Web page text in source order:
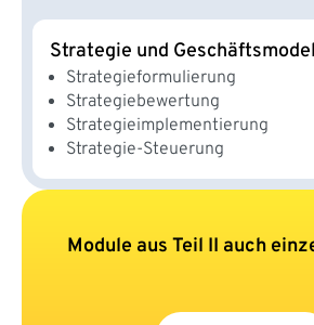
Strategie und
Strategieformulierung
Strategiebewertung
Strategieimplementierung
Strategie-Steuerung
Module aus Teil II auch